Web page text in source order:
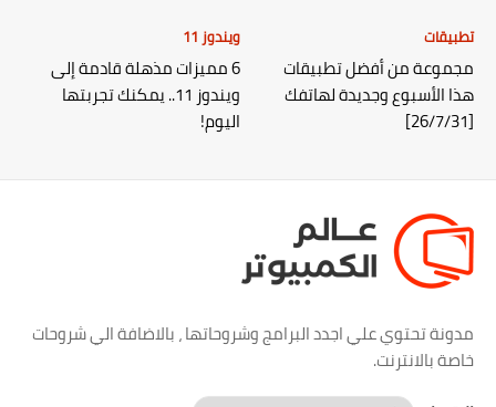
تطبيقات
مجموعة من أفضل تطبيقات
هذا الأسبوع وجديدة لهاتفك
[26/7/31]
ويندوز 11
6 مميزات مذهلة قادمة إلى
ويندوز 11.. يمكنك تجربتها
اليوم!
مدونة تحتوي علي اجدد البرامج وشروحاتها ، بالاضافة الي شروحات
خاصة بالانترنت.